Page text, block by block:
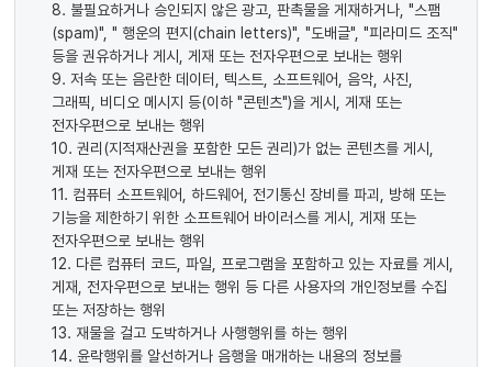
8. 불필요하거나 승인되지 않은 광고, 판촉물을 게재하거나, "스팸
(spam)", " 행운의 편지(chain letters)", "도배글", "피라미드 조직"
등을 권유하거나 게시, 게재 또는 전자우편으로 보내는 행위
9. 저속 또는 음란한 데이터, 텍스트, 소프트웨어, 음악, 사진,
그래픽, 비디오 메시지 등(이하 "콘텐츠")을 게시, 게재 또는
전자우편으로 보내는 행위
10. 권리(지적재산권을 포함한 모든 권리)가 없는 콘텐츠를 게시,
게재 또는 전자우편으로 보내는 행위
11. 컴퓨터 소프트웨어, 하드웨어, 전기통신 장비를 파괴, 방해 또는
기능을 제한하기 위한 소프트웨어 바이러스를 게시, 게재 또는
전자우편으로 보내는 행위
12. 다른 컴퓨터 코드, 파일, 프로그램을 포함하고 있는 자료를 게시,
게재, 전자우편으로 보내는 행위 등 다른 사용자의 개인정보를 수집
또는 저장하는 행위
13. 재물을 걸고 도박하거나 사행행위를 하는 행위
14. 윤락행위를 알선하거나 음행을 매개하는 내용의 정보를